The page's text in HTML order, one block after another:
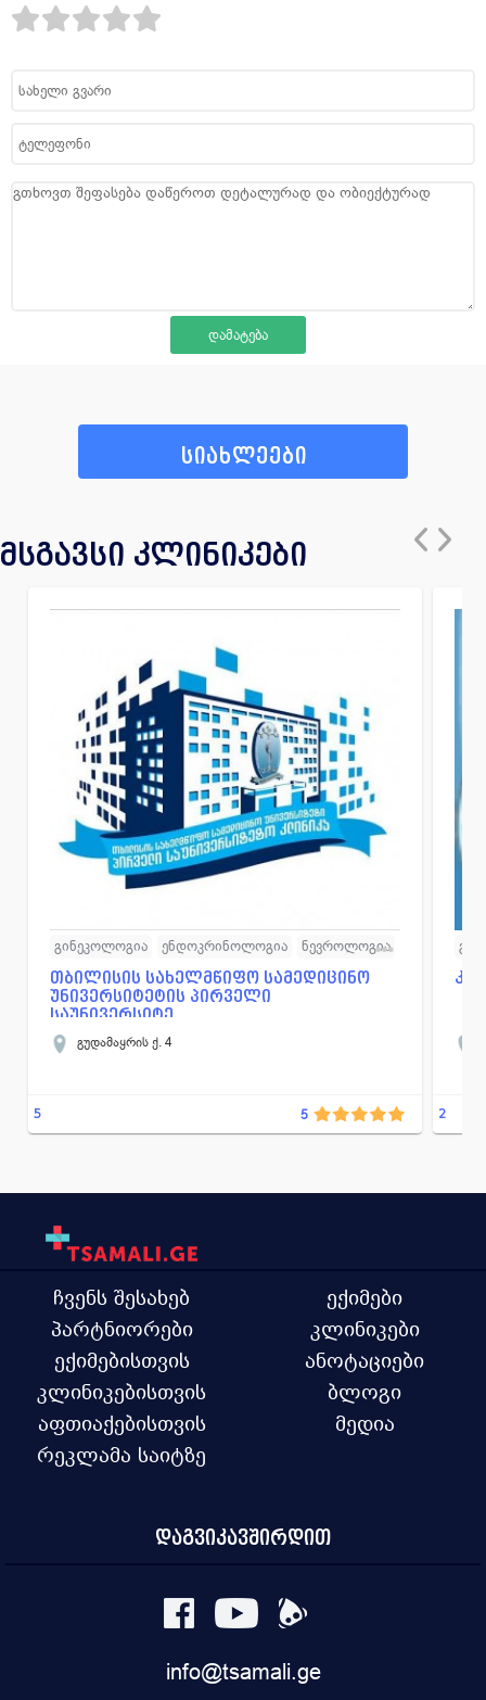
სიახლეები
მსგავსი კლინიკები
გინეკოლოგია ენდოკრინოლოგია
ნევროლოგია
ონკოლოგია
ოტორინოლარინგოლოგია
ქირურგია
თბილისის სახელმწიფო სამედიცინო
უნივერსიტეტის პირველი
საუნივერსიტე...
გუდამაყრის ქ. 4
5 5 2
ჩვენს შესახებ
პარტნიორები
ექიმებისთვის
კლინიკებისთვის
აფთიაქებისთვის
რეკლამა საიტზე
ექიმები
კლინიკები
ანოტაციები
ბლოგი
მედია
დაგვიკავშირდით
info@tsamali.ge